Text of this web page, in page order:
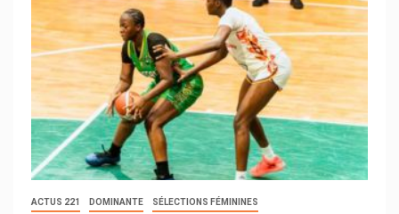
ACTUS 221 DOMINANTE
SÉLECTIONS FÉMININES